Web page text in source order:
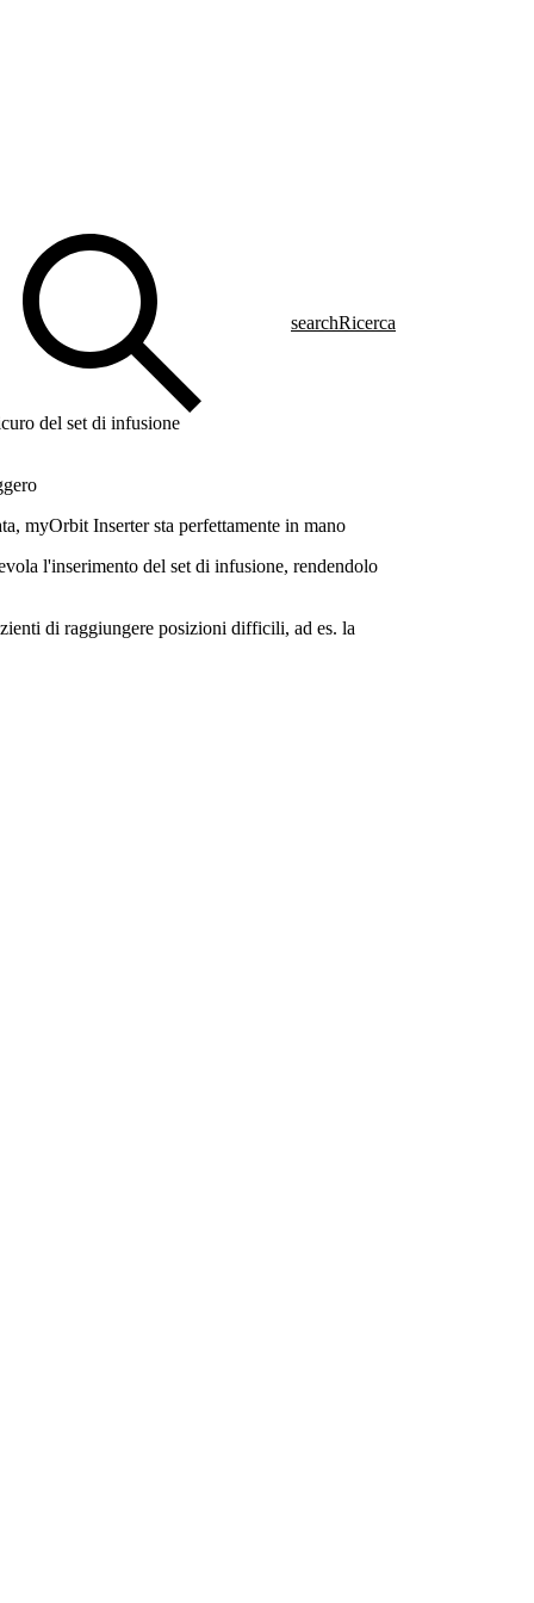
searchRicerca
del set di infusione
myOrbit Inserter sta perfettamente in mano
l'inserimento del set di infusione, rendendolo
di raggiungere posizioni difficili, ad es. la